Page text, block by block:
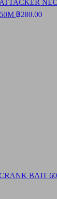
฿280.00
BAIT